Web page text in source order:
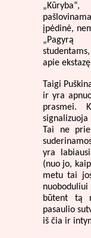
įpėdinė,
„Pagyrą
apie
Taigi
ir yra
prasmei.
Tai ne
yra
(nuo jo,
metu tai
būtent tą
pasaulio
iš čia ir